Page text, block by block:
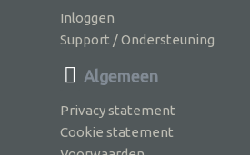
Inloggen
Support / Ondersteuning
Algemeen
Privacy statement
Cookie statement